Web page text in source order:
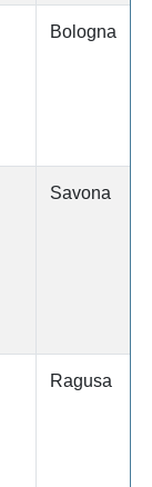
Bologna
Savona
Ragusa